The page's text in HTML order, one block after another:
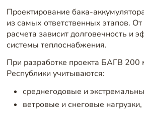
Проектирование бака-
из самых ответственных этапов.
расчета зависит долговечность и
системы теплоснабжения.
При разработке проекта БАГВ 200
Республики учитываются:
среднегодовые и
ветровые и снеговые нагрузки,